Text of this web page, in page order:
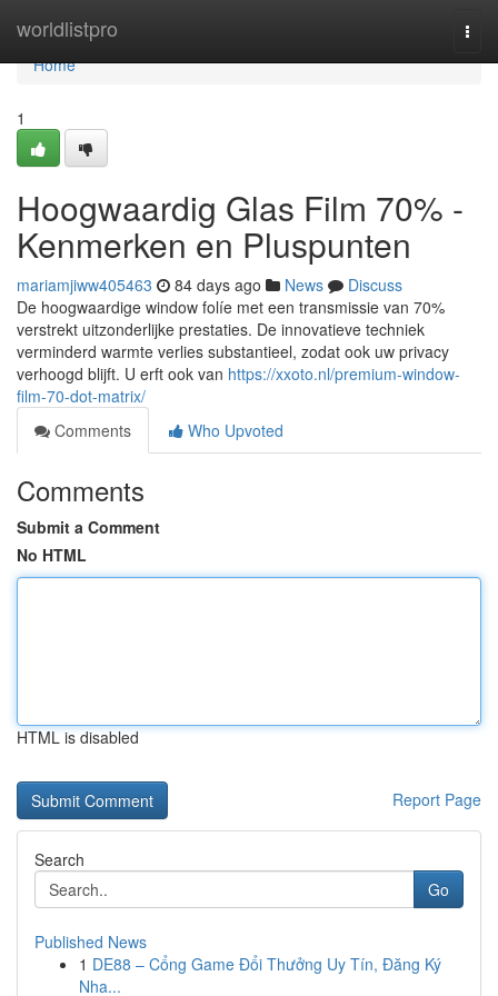
worldlistpro
Home
Home
1
Hoogwaardig Glas Film 70% -
Kenmerken en Pluspunten
mariamjiww405463 84 days ago News
Discuss
De hoogwaardige window folíe met een transmissie van 70%
verstrekt uitzonderlijke prestaties. De innovatieve techniek
verminderd warmte verlies substantieel, zodat ook uw privacy
verhoogd blijft. U erft ook van https://xxoto.nl/premium-window-
film-70-dot-matrix/
Comments
Who Upvoted
Comments
Submit a Comment
No HTML
HTML is disabled
Report Page
Search
Go
Published News
1 DE88 – Cổng Game Đổi Thưởng Uy Tín, Đăng Ký
Nha...